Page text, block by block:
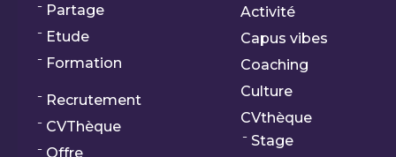
Partage
Etude
Formation
Recrutement
CVThèque
Offre
Activité
Capus vibes
Coaching
Culture
CVthèque
Stage